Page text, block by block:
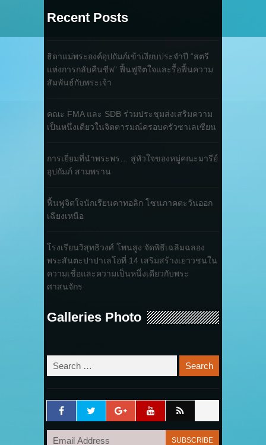
Recent Posts
ธิดาแม่พระองค์อุปถัมภ์เข้าเงียบประจำปี “สตรี
แห่งการกลับคืนชีพ” ฟื้นฟูจิตใจและรื้อฟื้นความ
สัมพันธ์กับพระเจ้า
คณะ FMA และ SDB ร่วมประชุมส่งเสริมความ
เป็นหนึ่งเดียวในจิตตารมณ์ครอบครัวซาเลเซียน
การเยี่ยมที่นำพระพร… สู่หัวใจของหมู่คณะมารีย์
อุปถัมภ์ สามพราน
ฟื้นฟูจิตใจนักเรียนคาทอลิก โซนภาคตะวันออก
เฉียงเหนือ
โรงเรียนวิสุทธิวงศ์ โพนสูง จัดพิธีเฉลิมฉลอง
พระสันตะปาปาเลโอที่ 14 เสริมสร้างเยาวชนใน
ความเชื่อและความเป็นหนึ่งเดียวกับพระ
ศาสนจักร
Galleries Photo